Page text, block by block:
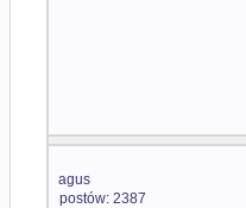
agus
postów: 2387